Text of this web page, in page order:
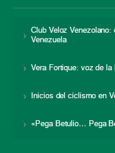
Club Veloz
Venezuela
Vera Fortique: voz de la
Inicios del ciclismo en
«Pega Betulio… Pega